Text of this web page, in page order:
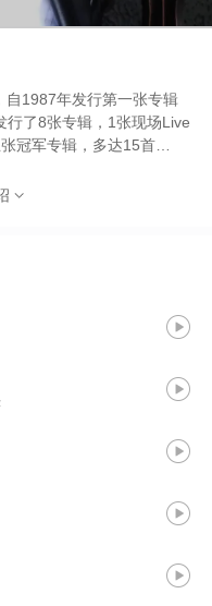
自1987年发行第一张专辑
行了8张专辑，1张现场Live
冠军专辑，多达15首
右！迈入第10张专辑之